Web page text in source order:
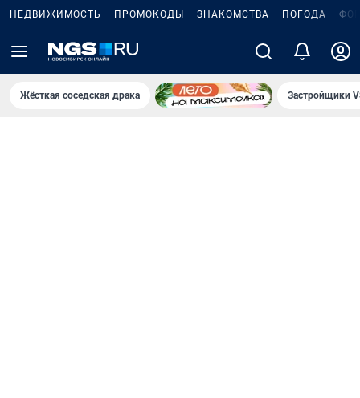
НЕДВИЖИМОСТЬ ПРОМОКОДЫ ЗНАКОМСТВА ПОГОДА
Жёсткая соседская драка Застройщики